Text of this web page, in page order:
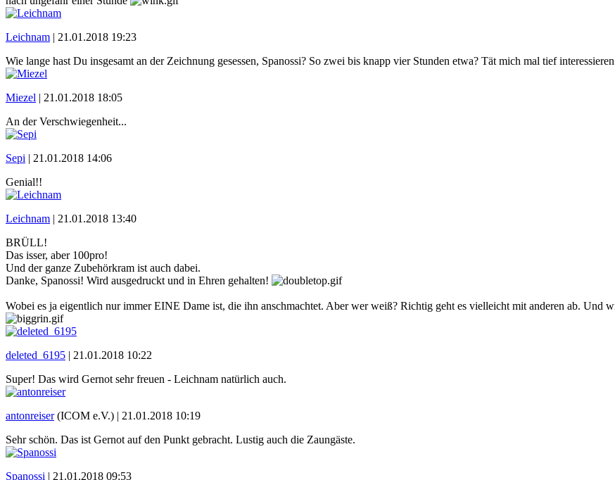
Leichnam | 21.01.2018 19:23
Wie lange hast Du insgesamt an der Zeichnung gesessen, Spanossi? So zwei bis knapp vier Stunden etwa? Tät mich mal tief
Miezel | 21.01.2018 18:05
An der Verschwiegenheit...
Sepi | 21.01.2018 14:06
Genial!!
Leichnam | 21.01.2018 13:40
BRÜLL!
Das isser, aber 100pro!
Und der ganze Zubehörkram ist auch dabei.
Danke, Spanossi! Wird ausgedruckt und in Ehren gehalten!
Wobei es ja eigentlich nur immer EINE Dame ist, die ihn anschmachtet. Aber wer weiß? Richtig geht es vielleicht mit anderen ab. Und
deleted_6195 | 21.01.2018 10:22
Super! Das wird Gernot sehr freuen - Leichnam natürlich auch.
antonreiser(ICOM e.V.) | 21.01.2018 10:19
Sehr schön. Das ist Gernot auf den Punkt gebracht. Lustig auch die Zaungäste.
Spanossi | 21.01.2018 09:53